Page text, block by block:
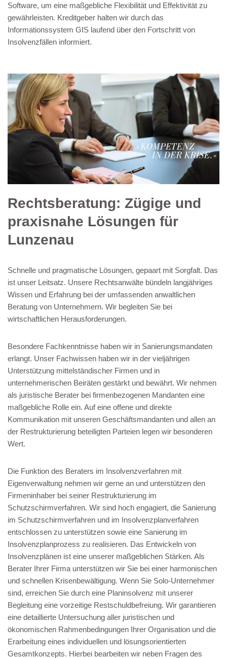
Software, um eine maßgebliche Flexibilität und Effektivität zu
gewährleisten. Kreditgeber halten wir durch das
Informationssystem GIS laufend über den Fortschritt von
Insolvenzfällen informiert.
Rechtsberatung: Zügige und
praxisnahe Lösungen für
Lunzenau
Schnelle und pragmatische Lösungen, gepaart mit Sorgfalt. Das
ist unser Leitsatz. Unsere Rechtsanwälte bündeln langjähriges
Wissen und Erfahrung bei der umfassenden anwaltlichen
Beratung von Unternehmern. Wir begleiten Sie bei
wirtschaftlichen Herausforderungen.
Besondere Fachkenntnisse haben wir in Sanierungsmandaten
erlangt. Unser Fachwissen haben wir in der vieljährigen
Unterstützung mittelständischer Firmen und in
unternehmerischen Beiräten gestärkt und bewährt. Wir nehmen
als juristische Berater bei firmenbezogenen Mandanten eine
maßgebliche Rolle ein. Auf eine offene und direkte
Kommunikation mit unseren Geschäftsmandanten und allen an
der Restrukturierung beteiligten Parteien legen wir besonderen
Wert.
Die Funktion des Beraters im Insolvenzverfahren mit
Eigenverwaltung nehmen wir gerne an und unterstützen den
Firmeninhaber bei seiner Restrukturierung im
Schutzschirmverfahren. Wir sind hoch engagiert, die Sanierung
im Schutzschirmverfahren und im Insolvenzplanverfahren
entschlossen zu unterstützen sowie eine Sanierung im
Insolvenzplanprozess zu realisieren. Das Entwickeln von
Insolvenzplänen ist eine unserer maßgeblichen Stärken. Als
Berater Ihrer Firma unterstützen wir Sie bei einer harmonischen
und schnellen Krisenbewältigung. Wenn Sie Solo-Unternehmer
sind, erreichen Sie durch eine Planinsolvenz mit unserer
Begleitung eine vorzeitige Restschuldbefreiung. Wir garantieren
eine detaillierte Untersuchung aller juristischen und
ökonomischen Rahmenbedingungen Ihrer Organisation und die
Erarbeitung eines individuellen und lösungsorientierten
Gesamtkonzepts. Hierbei bearbeiten wir neben Fragen des